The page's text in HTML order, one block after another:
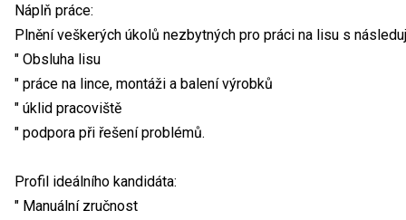
Náplň práce:
Plnění veškerých úkolů nezbytných pro práci na lisu s
" Obsluha lisu
" práce na lince, montáži a balení výrobků
" úklid pracoviště
" podpora při řešení problémů.
Profil ideálního kandidáta:
" Manuální zručnost